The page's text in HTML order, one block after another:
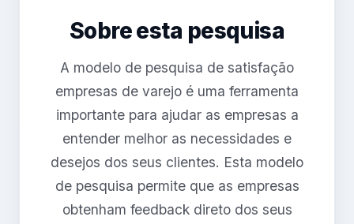
Sobre esta pesquisa
A modelo de pesquisa de satisfação
empresas de varejo é uma ferramenta
importante para ajudar as empresas a
entender melhor as necessidades e
desejos dos seus clientes. Esta modelo
de pesquisa permite que as empresas
obtenham feedback direto dos seus